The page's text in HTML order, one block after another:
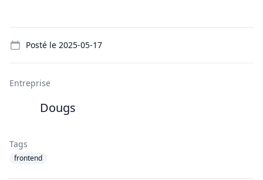
Posté le 2025-05-17
Entreprise
Dougs
Tags
frontend